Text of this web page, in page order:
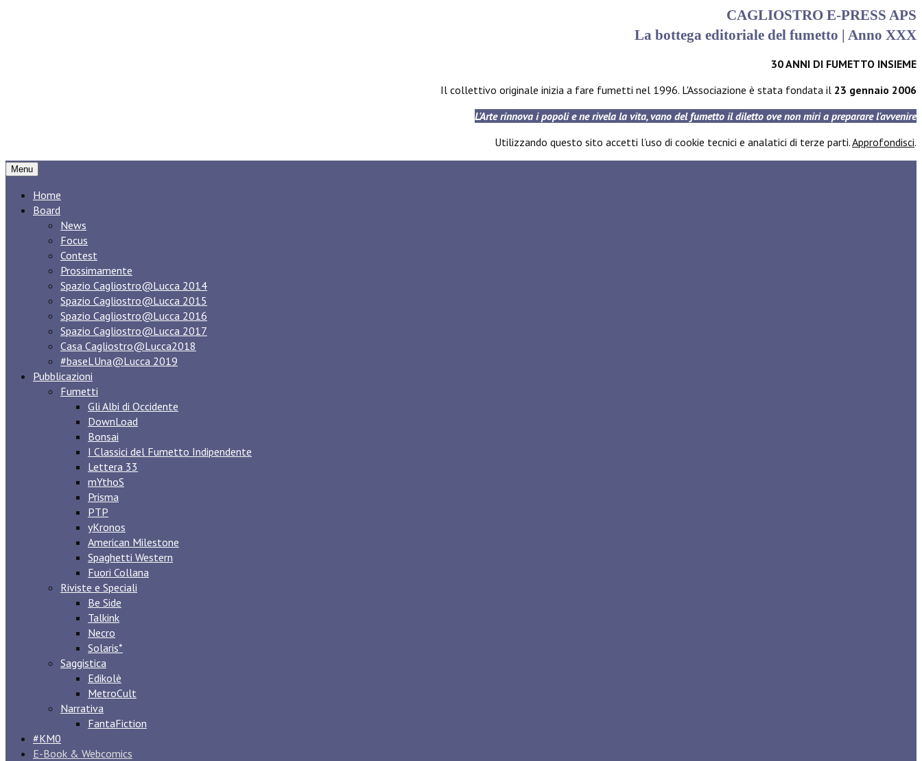
CAGLIOSTRO E-PRESS APS
La bottega editoriale del fumetto | Anno XXX
30 ANNI DI FUMETTO INSIEME
Il collettivo originale inizia a fare fumetti nel 1996. L'Associazione è stata fondata il 23 gennaio 2006
L'Arte rinnova i popoli e ne rivela la vita, vano del fumetto il diletto ove non miri a preparare l'avvenire
Utilizzando questo sito accetti l’uso di cookie tecnici e analatici di terze parti.Approfondisci.
Menu
Home
Board
News
Focus
Contest
Prossimamente
Spazio Cagliostro@Lucca 2014
Spazio Cagliostro@Lucca 2015
Spazio Cagliostro@Lucca 2016
Spazio Cagliostro@Lucca 2017
Casa Cagliostro@Lucca2018
#baseLUna@Lucca 2019
Pubblicazioni
Fumetti
Gli Albi di Occidente
DownLoad
Bonsai
I Classici del Fumetto Indipendente
Lettera 33
mYthoS
Prisma
PTP
yKronos
American Milestone
Spaghetti Western
Fuori Collana
Riviste e Speciali
Be Side
Talkink
Necro
Solaris*
Saggistica
Edikolè
MetroCult
Narrativa
FantaFiction
#KM0
E-Book & Webcomics